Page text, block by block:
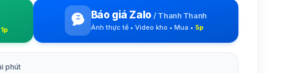
1p
Báo giá Zalo/Thanh Thanh
Ảnh thực tế • Video kho • Mua • 5p
phút